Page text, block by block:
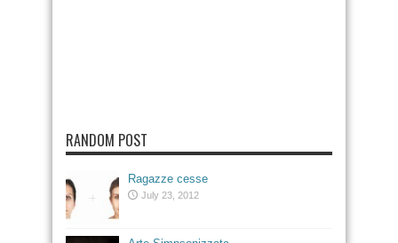
RANDOM POST
Ragazze cesse
July 23, 2012